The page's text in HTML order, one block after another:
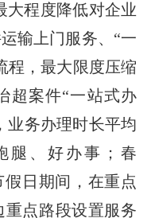
大程度降低对企业
输上门服务、“一
程，最大限度压缩
超案件“一站式办
业务办理时长平均
腿、好办事；春
日期间，在重点
点路段设置服务